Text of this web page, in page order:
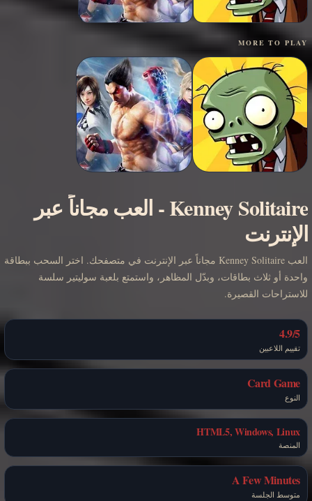
MORE TO PLAY
Kenney Solitaire
- العب مجاناً عبر
الإنترنت
العب Kenney Solitaire مجاناً عبر الإنترنت في متصفحك. اختر السحب ببطاقة
واحدة أو ثلاث بطاقات، وبدّل المظاهر، واستمتع بلعبة سوليتير سلسة
للاستراحات القصيرة.
4.9/5
تقييم اللاعبين
Card Game
النوع
HTML5, Windows, Linux
المنصة
A Few Minutes
متوسط الجلسة